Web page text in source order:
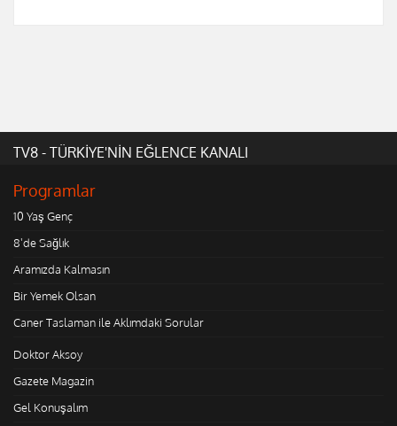
TV8 - TÜRKİYE'NİN EĞLENCE KANALI
Programlar
10 Yaş Genç
8'de Sağlık
Aramızda Kalmasın
Bir Yemek Olsan
Caner Taslaman ile Aklımdaki Sorular
Doktor Aksoy
Gazete Magazin
Gel Konuşalım